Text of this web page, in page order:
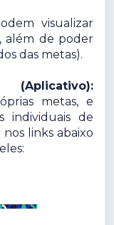
visualizar
além de poder
das metas).
metas, e
individuais de
links abaixo